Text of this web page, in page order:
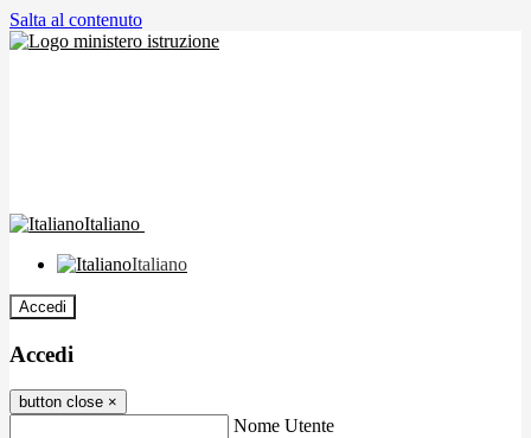
Salta al contenuto
Italiano
Italiano
Accedi
Accedi
button close ×
Nome Utente